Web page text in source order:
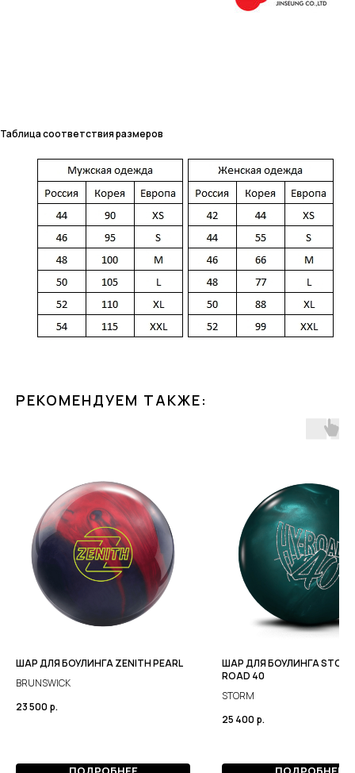
Таблица соответствия размеров
РЕКОМЕНДУЕМ ТАКЖЕ:
ШАР ДЛЯ БОУЛИНГА ZENITH PEARL
BRUNSWICK
23 500 р.
ШАР ДЛЯ БОУЛИНГА
ROAD 40
STORM
25 400 р.